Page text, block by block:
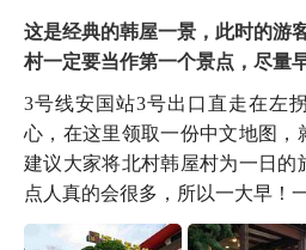
这是经典的韩屋一景，此时的游
村一定要当作第一个景点，尽量
3号线安国站3号出口直走在左
心，在这里领取一份中文地图，
建议大家将北村韩屋村为一日的
点人真的会很多，所以一大早！